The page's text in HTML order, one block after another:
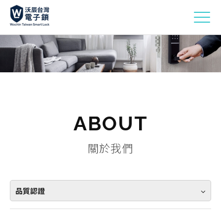
ABOUT
關於我們
品質認證